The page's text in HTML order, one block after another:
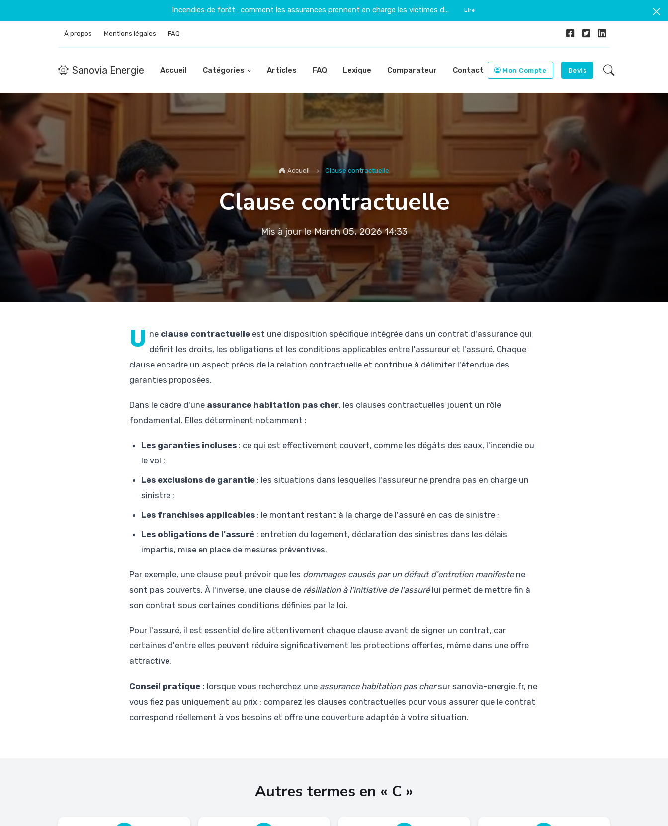
Incendies de forêt : comment les assurances prennent en charge les victimes d... Lire
À propos Mentions légales FAQ
Sanovia Energie Accueil Catégories Articles FAQ Lexique Comparateur Contact Mon Compte Devis
Accueil Clause contractuelle
Clause contractuelle
Mis à jour le March 05, 2026 14:33
U ne clause contractuelleest une disposition spécifique intégrée dans un contrat d'assurance qui
définit les droits, les obligations et les conditions applicables entre l'assureur et l'assuré. Chaque
clause encadre un aspect précis de la relation contractuelle et contribue à délimiter l'étendue des
garanties proposées.
Dans le cadre d'une assurance habitation pas cher, les clauses contractuelles jouent un rôle
fondamental. Elles déterminent notamment :
Les garanties incluses: ce qui est effectivement couvert, comme les dégâts des eaux, l'incendie ou
le vol ;
Les exclusions de garantie: les situations dans lesquelles l'assureur ne prendra pas en charge un
sinistre ;
Les franchises applicables: le montant restant à la charge de l'assuré en cas de sinistre ;
Les obligations de l'assuré: entretien du logement, déclaration des sinistres dans les délais
impartis, mise en place de mesures préventives.
Par exemple, une clause peut prévoir que les dommages causés par un défaut d'entretien manifestene
sont pas couverts. À l'inverse, une clause de résiliation à l'initiative de l'assurélui permet de mettre fin à
son contrat sous certaines conditions définies par la loi.
Pour l'assuré, il est essentiel de lire attentivement chaque clause avant de signer un contrat, car
certaines d'entre elles peuvent réduire significativement les protections offertes, même dans une offre
attractive.
Conseil pratique : lorsque vous recherchez une assurance habitation pas chersur sanovia-energie.fr, ne
vous fiez pas uniquement au prix : comparez les clauses contractuelles pour vous assurer que le contrat
correspond réellement à vos besoins et offre une couverture adaptée à votre situation.
Autres termes en « C »